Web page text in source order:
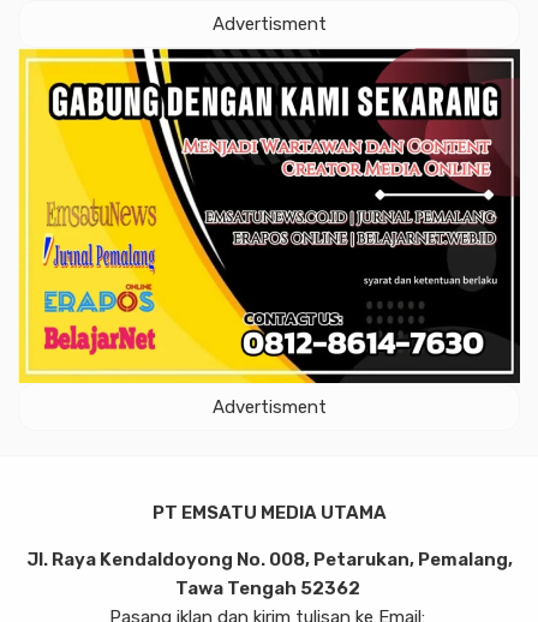
Advertisment
Advertisment
PT EMSATU MEDIA UTAMA
Jl. Raya Kendaldoyong No. 008, Petarukan, Pemalang,
Tawa Tengah 52362
Pasang iklan dan kirim tulisan ke Email: